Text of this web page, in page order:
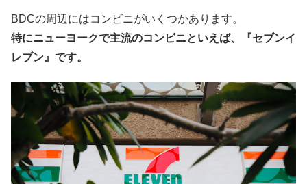
BDCの周辺にはコンビニがいくつかあります。
特にニューヨークで主流のコンビニといえば、『セブンイ
レブン』です。